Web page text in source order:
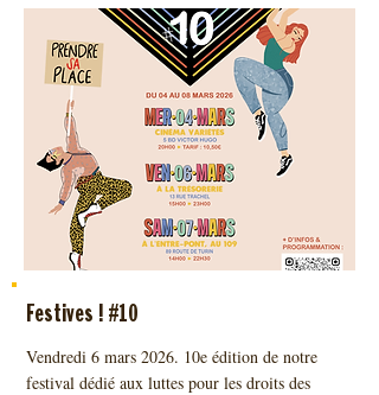
Festives ! #10
Vendredi 6 mars 2026. 10e édition de notre
festival dédié aux luttes pour les droits des